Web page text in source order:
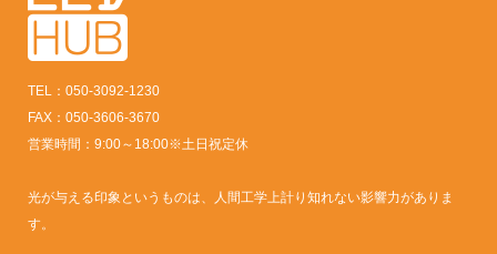
TEL：050-3092-1230
FAX：050-3606-3670
営業時間：9:00～18:00※土日祝定休
光が与える印象というものは、人間工学上計り知れない影響力がありま
す。